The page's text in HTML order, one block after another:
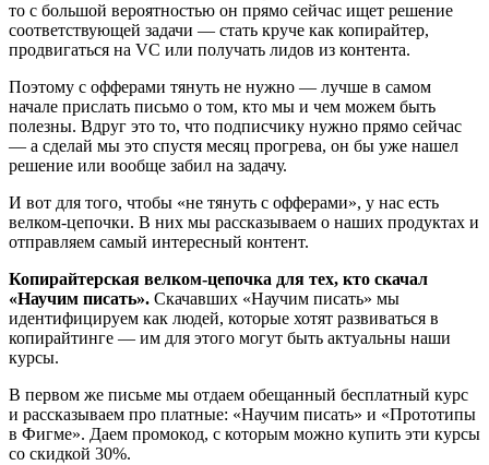
то с большой вероятностью он прямо сейчас ищет решение
соответствующей задачи — стать круче как копирайтер,
продвигаться на VC или получать лидов из контента.
Поэтому с офферами тянуть не нужно — лучше в самом
начале прислать письмо о том, кто мы и чем можем быть
полезны. Вдруг это то, что подписчику нужно прямо сейчас
— а сделай мы это спустя месяц прогрева, он бы уже нашел
решение или вообще забил на задачу.
И вот для того, чтобы «не тянуть с офферами», у нас есть
велком-цепочки. В них мы рассказываем о наших продуктах и
отправляем самый интересный контент.
Копирайтерская велком-цепочка для тех, кто скачал
«Научим писать». Скачавших «Научим писать» мы
идентифицируем как людей, которые хотят развиваться в
копирайтинге — им для этого могут быть актуальны наши
курсы.
В первом же письме мы отдаем обещанный бесплатный курс
и рассказываем про платные: «Научим писать» и «Прототипы
в Фигме». Даем промокод, с которым можно купить эти курсы
со скидкой 30%.